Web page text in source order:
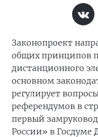
Законопроект
общих принципов
дистанционного
основном
регулирует
референдумов в
первый
России» в Госдуме